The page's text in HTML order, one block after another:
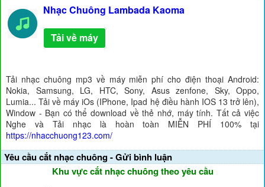
Nhạc Chuông Lambada Kaoma
Tải về máy
Tải nhạc chuông mp3 về máy miễn phí cho điện thoại Android:
Nokia, Samsung, LG, HTC, Sony, Asus zenfone, Sky, Oppo,
Lumia... Tải về máy iOs (IPhone, Ipad hệ điều hành IOS 13 trở lên),
Window - Bạn có thể download về thẻ nhớ, máy tính. Tất cả việc
Nghe và Tải nhạc là hoàn toàn MIỄN PHÍ 100% tại
https://nhacchuong123.com/
Yêu cầu cắt nhạc chuông - Gửi bình luận
Khu vực cắt nhạc chuông theo yêu cầu